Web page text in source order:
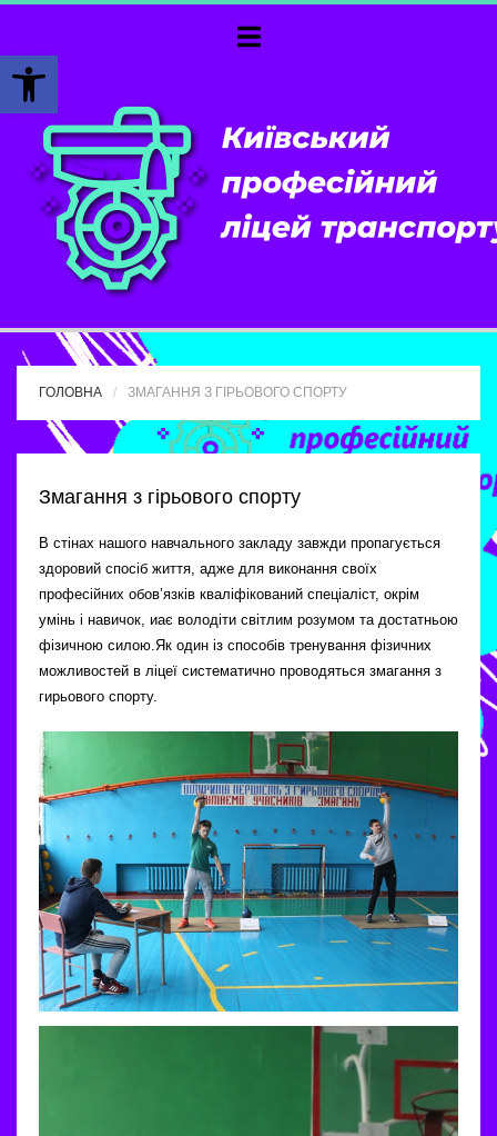
Відкрити Панель інструментів
ГОЛОВНА ЗМАГАННЯ З ГІРЬОВОГО СПОРТУ
Змагання з гірьового спорту
В стінах нашого навчального закладу завжди пропагується
здоровий спосіб життя, адже для виконання своїх
професійних обов’язків кваліфікований спеціаліст, окрім
умінь і навичок, иає володіти світлим розумом та достатньою
фізичною силою.Як один із способів тренування фізичних
можливостей в ліцеї систематично проводяться змагання з
гирьового спорту.